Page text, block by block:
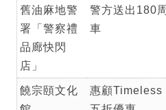
舊油麻地警
署「警察禮
品廊快閃
店」
警方送出180
車
饒宗頤文化
惠顧Timeless